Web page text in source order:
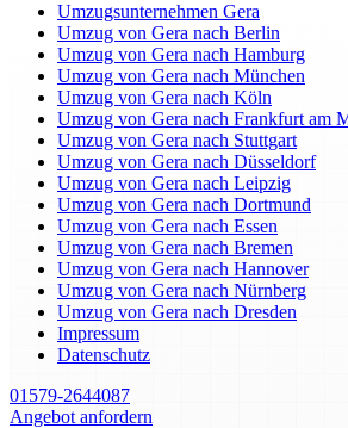
Umzugsunternehmen Gera
Umzug von Gera nach Berlin
Umzug von Gera nach Hamburg
Umzug von Gera nach München
Umzug von Gera nach Köln
Umzug von Gera nach Frankfurt am
Umzug von Gera nach Stuttgart
Umzug von Gera nach Düsseldorf
Umzug von Gera nach Leipzig
Umzug von Gera nach Dortmund
Umzug von Gera nach Essen
Umzug von Gera nach Bremen
Umzug von Gera nach Hannover
Umzug von Gera nach Nürnberg
Umzug von Gera nach Dresden
Impressum
Datenschutz
01579-2644087
Angebot anfordern